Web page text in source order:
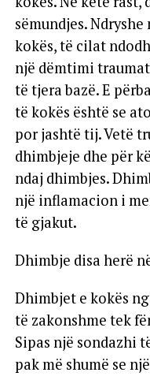
sëmundjes.
kokës, të cilat
një dëmtimi
të tjera bazë. E
të kokës është se
por jashtë tij. Vetë
dhimbjeje dhe për
ndaj dhimbjes.
një inflamacion i
të gjakut.
Dhimbje disa herë
Dhimbjet e kokës
të zakonshme tek
Sipas një sondazhi
pak më shumë se